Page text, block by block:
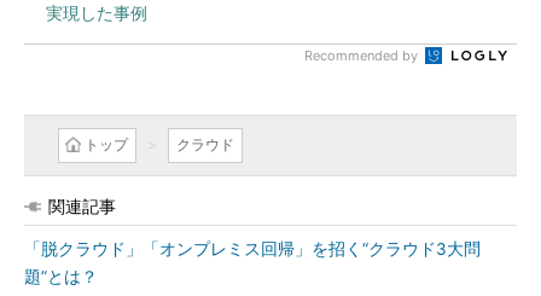
実現した事例
Recommended by
トップ クラウド
関連記事
「脱クラウド」「オンプレミス回帰」を招く“クラウド3大問
題”とは？